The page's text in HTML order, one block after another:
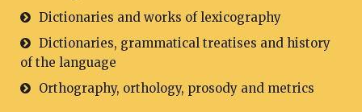
Dictionaries and works of lexicography
Dictionaries, grammatical treatises and history
of the language
Orthography, orthology, prosody and metrics